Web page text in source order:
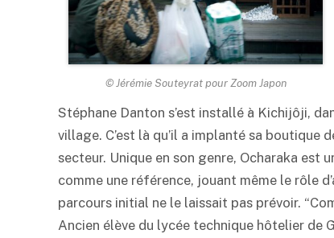
© Jérémie Souteyrat pour Zoom Japon
Stéphane Danton s’est installé à Kichijôji,
village. C’est là qu’il a implanté sa boutique
secteur. Unique en son genre, Ocharaka est
comme une référence, jouant même le rôle
parcours initial ne le laissait pas prévoir.
Ancien élève du lycée technique hôtelier de